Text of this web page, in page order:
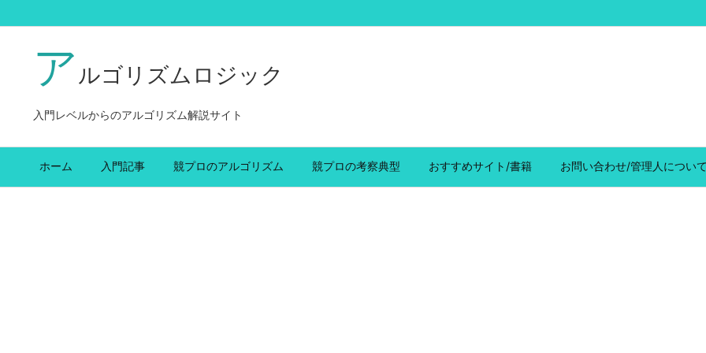
ア ルゴリズムロジック
入門レベルからのアルゴリズム解説サイト
ホーム 入門記事 競プロのアルゴリズム 競プロの考察典型 おすすめサイト/書籍 お問い合わせ/管理人について